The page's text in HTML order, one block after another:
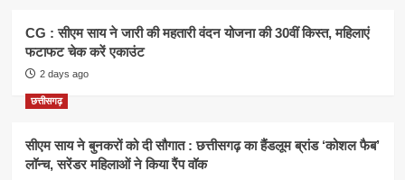
CG : सीएम साय ने जारी की महतारी वंदन योजना की 30वीं किस्त, महिलाएं
फटाफट चेक करें एकाउंट
2 days ago
छत्तीसगढ़
सीएम साय ने बुनकरों को दी सौगात : छत्तीसगढ़ का हैंडलूम ब्रांड ‘कोशल फैब’
लॉन्च, सरेंडर महिलाओं ने किया रैंप वॉक